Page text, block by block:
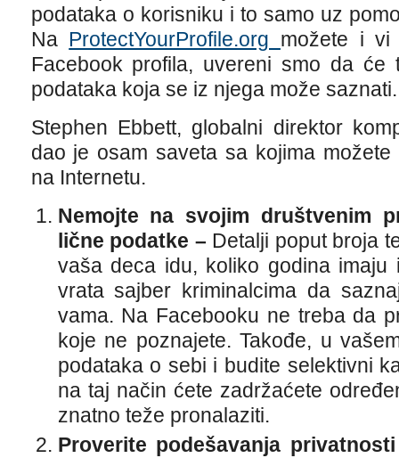
podataka o korisniku i to samo uz
Na ProtectYourProfile.org možete i vi
Facebook profila, uvereni smo da će
podataka koja se iz njega može saznati.
Stephen Ebbett, globalni direktor
dao je osam saveta sa kojima
na Internetu.
Nemojte na svojim društvenim
lične podatke – Detalji poput broja
vaša deca idu, koliko godina
vrata sajber kriminalcima da
vama. Na Facebooku ne treba da
koje ne poznajete. Takođe, u
podataka o sebi i budite selektivni
na taj način ćete zadržaćete
znatno teže pronalaziti.
Proverite podešavanja